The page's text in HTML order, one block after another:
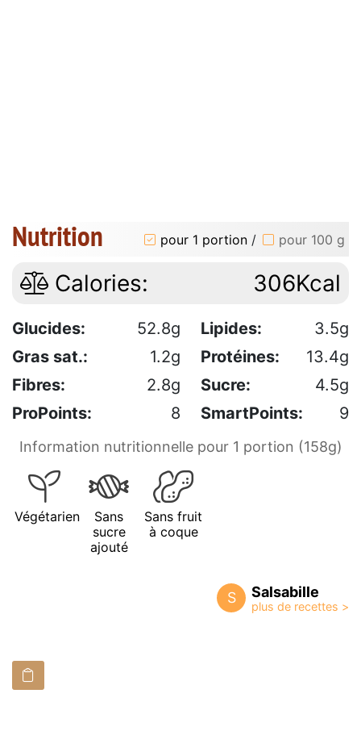
Nutrition pour 1 portion / pour 100 g
Calories: 306Kcal
Glucides: 52.8g Lipides:
3.5g
Gras sat.:
1.2g Protéines:
13.4g
Fibres:
2.8g Sucre:
4.5g
ProPoints:
8 SmartPoints: 9
Information nutritionnelle pour 1 portion (158g)
Végétarien
Sans
sucre
ajouté
Sans fruit
à coque
S Salsabille